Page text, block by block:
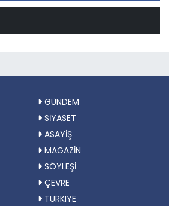
GÜNDEM
SİYASET
ASAYİŞ
MAGAZİN
SÖYLEŞİ
ÇEVRE
TÜRKIYE